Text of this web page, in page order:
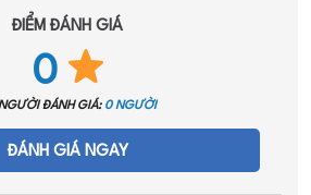
ĐIỂM ĐÁNH GIÁ
0
ĐÁNH GIÁ: 0 NGƯỜI
ĐÁNH GIÁ NGAY